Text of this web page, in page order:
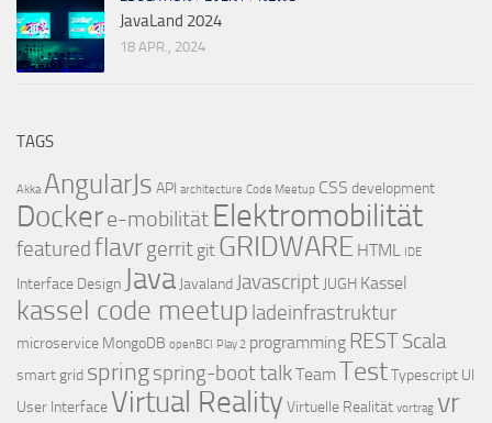
JavaLand 2024
18 APR., 2024
TAGS
Akka AngularJs API architecture Code Meetup CSS development
Dockere-mobilität Elektromobilität
featured flavrgerrit git GRIDWARE HTML IDE
Interface Design Java Javaland Javascript JUGH Kassel
kassel code meetup ladeinfrastruktur
microservice MongoDB openBCI Play 2 programming RESTScala
smart grid springspring-boottalkTeamTestTypescript UI
User Interface Virtual Reality Virtuelle Realität vortrag vr